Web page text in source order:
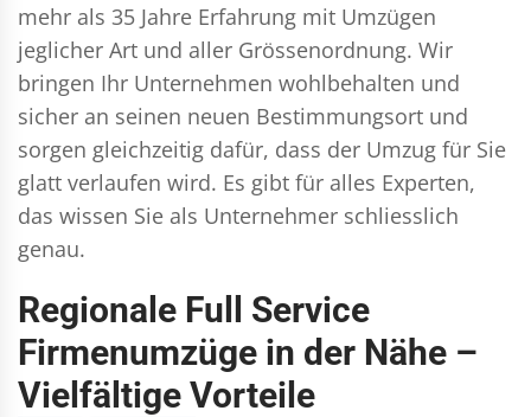
mehr als 35 Jahre Erfahrung mit Umzügen
jeglicher Art und aller Grössenordnung. Wir
bringen Ihr Unternehmen wohlbehalten und
sicher an seinen neuen Bestimmungsort und
sorgen gleichzeitig dafür, dass der Umzug für Sie
glatt verlaufen wird. Es gibt für alles Experten,
das wissen Sie als Unternehmer schliesslich
genau.
Regionale Full Service
Firmenumzüge in der Nähe –
Vielfältige Vorteile